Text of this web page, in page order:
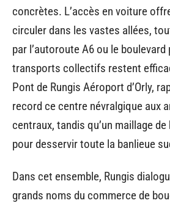
concrètes. L’accès en voiture
circuler dans les vastes allées,
par l’autoroute A6 ou le
transports collectifs restent
Pont de Rungis Aéroport d’Orly,
record ce centre névralgique aux
centraux, tandis qu’un maillage
pour desservir toute la banlieue
Dans cet ensemble, Rungis
grands noms du commerce de